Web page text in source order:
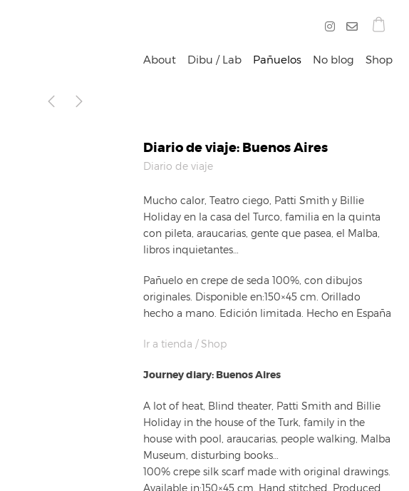
About Dibu / Lab Pañuelos No blog Shop
Diario de viaje: Buenos Aires
Diario de viaje
Mucho calor, Teatro ciego, Patti Smith y Billie
Holiday en la casa del Turco, familia en la quinta
con pileta, araucarias, gente que pasea, el Malba,
libros inquietantes…
Pañuelo en crepe de seda 100%, con dibujos
originales. Disponible en:150×45 cm. Orillado
hecho a mano. Edición limitada. Hecho en España
Ir a tienda / Shop
Journey diary: Buenos Aires
A lot of heat, Blind theater, Patti Smith and Billie
Holiday in the house of the Turk, family in the
house with pool, araucarias, people walking, Malba
Museum, disturbing books…
100% crepe silk scarf made with original drawings.
Available in:150×45 cm. Hand stitched. Produced